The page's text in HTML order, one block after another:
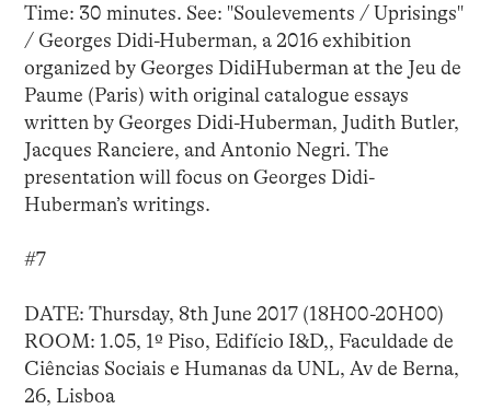
Time: 30 minutes. See: "Soulevements / Uprisings"
/ Georges Didi-Huberman, a 2016 exhibition
organized by Georges DidiHuberman at the Jeu de
Paume (Paris) with original catalogue essays
written by Georges Didi-Huberman, Judith Butler,
Jacques Ranciere, and Antonio Negri. The
presentation will focus on Georges Didi-
Huberman’s writings.
#7
DATE: Thursday, 8th June 2017 (18H00-20H00)
ROOM: 1.05, 1º Piso, Edifício I&D,, Faculdade de
Ciências Sociais e Humanas da UNL, Av de Berna,
26, Lisboa